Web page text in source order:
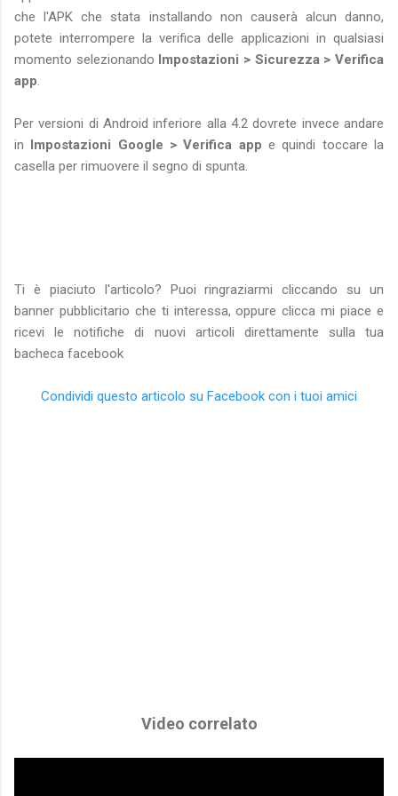
che l'APK che stata installando non causerà alcun danno,
potete interrompere la verifica delle applicazioni in qualsiasi
momento selezionando Impostazioni > Sicurezza > Verifica
app.
Per versioni di Android inferiore alla 4.2 dovrete invece andare
in Impostazioni Google > Verifica app e quindi toccare la
casella per rimuovere il segno di spunta.
Ti è piaciuto l'articolo? Puoi ringraziarmi cliccando su un
banner pubblicitario che ti interessa, oppure clicca mi piace e
ricevi le notifiche di nuovi articoli direttamente sulla tua
bacheca facebook
Condividi questo articolo su Facebook con i tuoi amici
Video correlato